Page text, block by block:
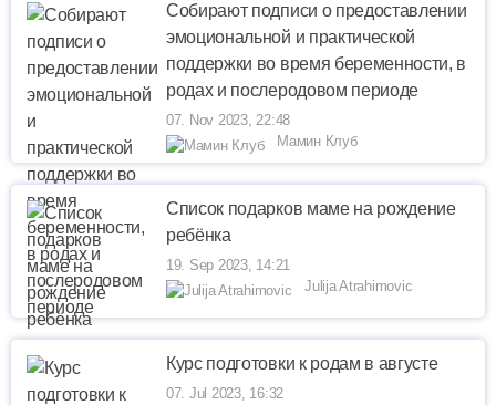
Собирают подписи о предоставлении
эмоциональной и практической
поддержки во время беременности, в
родах и послеродовом периоде
07. Nov 2023, 22:48
Мамин Клуб
Список подарков маме на рождение
ребёнка
19. Sep 2023, 14:21
Julija Atrahimovic
Курс подготовки к родам в августе
07. Jul 2023, 16:32